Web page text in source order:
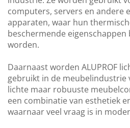
computers, servers en andere
apparaten, waar hun
beschermende
worden.
Daarnaast worden ALUPROF
gebruikt in de meubelindustrie
lichte maar robuuste
een combinatie van esthetiek
waarnaar veel vraag is in